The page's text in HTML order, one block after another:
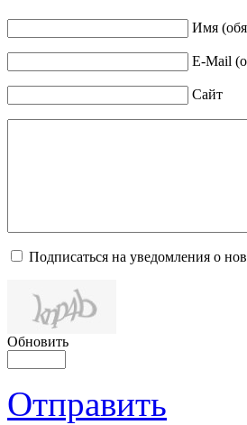
Имя
E-Mail
Сайт
Подписаться на уведомления о
Обновить
Отправить